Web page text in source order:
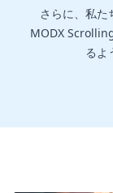
さらに、私た
MODX
るよ